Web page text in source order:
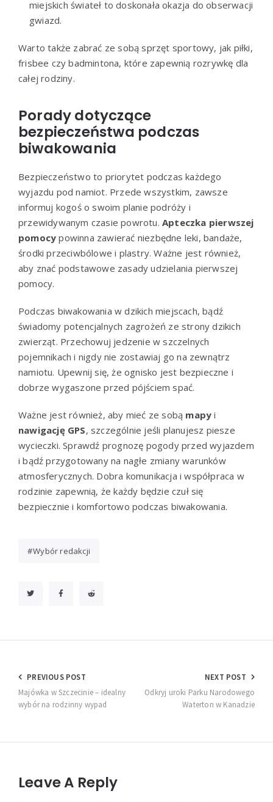
miejskich świateł to doskonała okazja do obserwacji
gwiazd.
Warto także zabrać ze sobą sprzęt sportowy, jak piłki,
frisbee czy badmintona, które zapewnią rozrywkę dla
całej rodziny.
Porady dotyczące
bezpieczeństwa podczas
biwakowania
Bezpieczeństwo to priorytet podczas każdego
wyjazdu pod namiot. Przede wszystkim, zawsze
informuj kogoś o swoim planie podróży i
przewidywanym czasie powrotu. Apteczka pierwszej
pomocy powinna zawierać niezbędne leki, bandaże,
środki przeciwbólowe i plastry. Ważne jest również,
aby znać podstawowe zasady udzielania pierwszej
pomocy.
Podczas biwakowania w dzikich miejscach, bądź
świadomy potencjalnych zagrożeń ze strony dzikich
zwierząt. Przechowuj jedzenie w szczelnych
pojemnikach i nigdy nie zostawiaj go na zewnątrz
namiotu. Upewnij się, że ognisko jest bezpieczne i
dobrze wygaszone przed pójściem spać.
Ważne jest również, aby mieć ze sobą mapy i
nawigację GPS, szczególnie jeśli planujesz piesze
wycieczki. Sprawdź prognozę pogody przed wyjazdem
i bądź przygotowany na nagłe zmiany warunków
atmosferycznych. Dobra komunikacja i współpraca w
rodzinie zapewnią, że każdy będzie czuł się
bezpiecznie i komfortowo podczas biwakowania.
Wybór redakcji
Nawigacja
wpisu
PREVIOUS POST
Majówka w Szczecinie – idealny
wybór na rodzinny wypad
NEXT POST
Odkryj uroki Parku Narodowego
Waterton w Kanadzie
Leave A Reply